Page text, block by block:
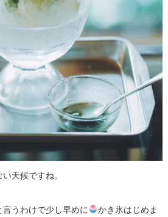
天候ですね。
うわけで少し早めに
かき氷はじめま